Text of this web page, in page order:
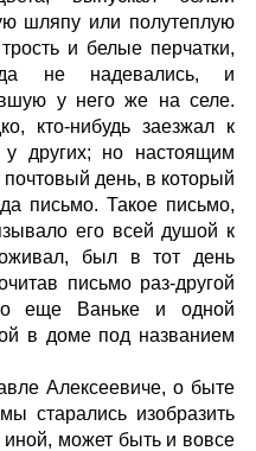
шляпу или полутеплую
и белые перчатки,
не надевались, и
у него же на селе.
кто-нибудь заезжал к
других; но настоящим
день, в который
письмо. Такое письмо,
его всей душой к
был в тот день
письмо раз-другой
еще Ваньке и одной
в доме под названием
Алексеевиче, о быте
старались изобразить
может быть и вовсе